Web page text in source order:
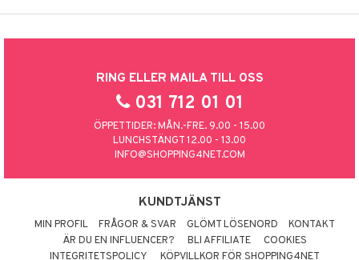
RING ELLER MAILA TILL OSS
031 712 01 01
ÖPPETTIDER: MÅN.-FRE. 9.00 - 15.00
LUNCHSTÄNGT 12.00 - 13.00
INFO@SHOPPING4NET.COM
KUNDTJÄNST
MIN PROFIL FRÅGOR & SVAR GLÖMT LÖSENORD
KONTAKT
ÄR DU EN INFLUENCER?
BLI AFFILIATE
COOKIES
INTEGRITETSPOLICY
KÖPVILLKOR FÖR SHOPPING4NET